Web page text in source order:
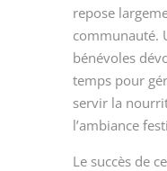
repose
communauté.
bénévoles
temps pour
servir la
l’ambiance
Le succès de